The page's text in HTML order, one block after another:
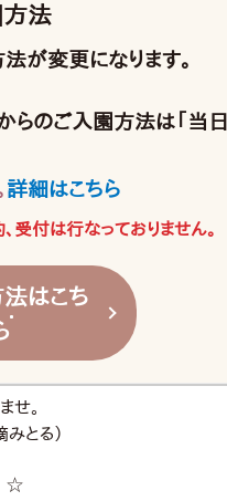
法
が変更になります。
からのご入園方法は「当
詳細はこちら
受付は行なっておりません。
はこち
せ。
とる）
☆